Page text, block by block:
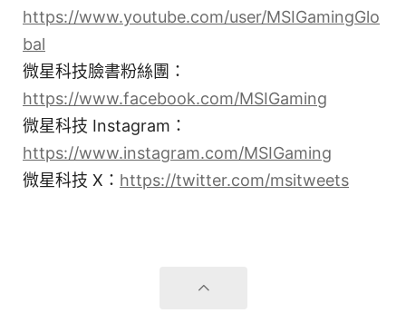
https://www.youtube.com/user/MSIGamingGlo
bal
微星科技臉書粉絲團：
https://www.facebook.com/MSIGaming
微星科技 Instagram：
https://www.instagram.com/MSIGaming
微星科技 X： https://twitter.com/msitweets